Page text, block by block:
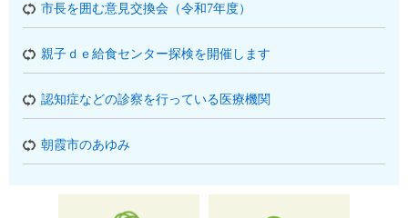
市長を囲む意見交換会（令和7年度）
親子ｄｅ給食センター探検を開催します
認知症などの診察を行っている医療機関
朝霞市のあゆみ